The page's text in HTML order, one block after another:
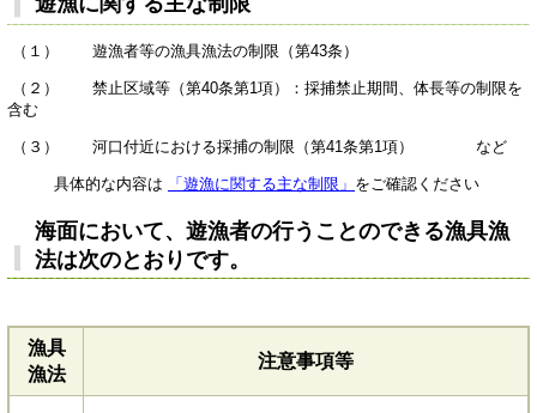
（１） 遊漁者等の漁具漁法の制限（第43条）
（２） 禁止区域等（第40条第1項）：採捕禁止期間、体長等の制限を
含む
（３） 河口付近における採捕の制限（第41条第1項） など
具体的な内容は 「遊漁に関する主な制限」 をご確認ください
海面において、遊漁者の行うことのできる漁具漁
法は次のとおりです。
漁具
漁法
注意事項等